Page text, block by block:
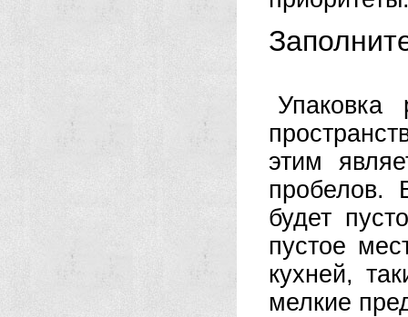
этим
пробелов.
будет
пустое
кухней,
мелкие